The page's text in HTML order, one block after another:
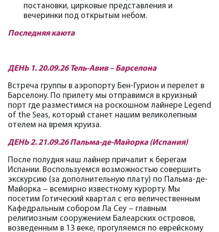
постановки, цирковые представления и
вечеринки под открытым небом.
Последняя каюта
ДЕНЬ 1. 20.09.26 Тель-Авив – Барселона
Встреча группы в аэропорту Бен-Гурион и перелет в
Барселону. По прилету мы отправимся в круизный
порт где разместимся на роскошном лайнере Legend
of the Seas, который станет нашим великолепным
отелем на время круиза.
ДЕНЬ 2. 21.09.26 Пальма-де-Майорка (Испания)
После полудня наш лайнер причалит к берегам
Испании. Воспользуемся возможностью совершить
экскурсию (за дополнительную плату) по Пальма-де-
Майорка – всемирно известному курорту. Мы
посетим Готический квартал с его величественным
Кафедральным собором Ла Сеу – главным
религиозным сооружением Балеарских островов,
возведенным в 13 веке, прогуляемся по еврейскому